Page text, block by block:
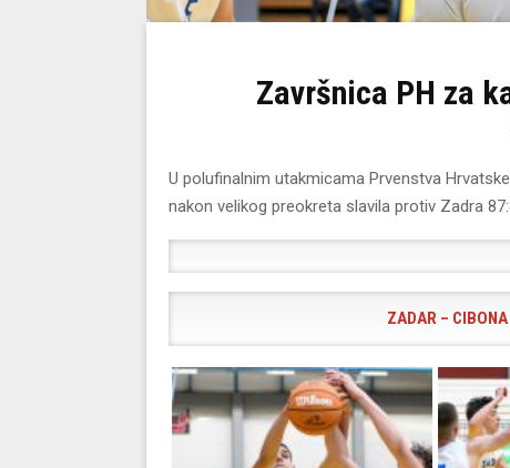
Završnica PH za
U polufinalnim utakmicama Prvenstva
nakon velikog preokreta slavila protiv Zadra
ZADAR –